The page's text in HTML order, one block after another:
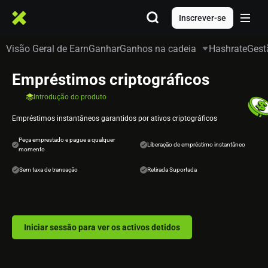
Inscrever-se
Visão Geral de EarnGanharGanhos na cadeia Hashrate
Empréstimos criptográficos
Introdução do produto
Empréstimos instantâneos garantidos por ativos criptográficos
Peça emprestado e pague a qualquer
momento
Liberação de empréstimo instantâneo
Sem taxa de transação Retirada Suportada
Iniciar sessão para ver os activos detidos